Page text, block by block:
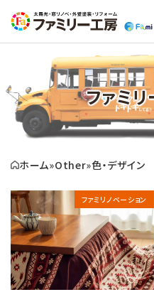
ファミ
ホーム»Other»色・デザイン
ファミリノベーション